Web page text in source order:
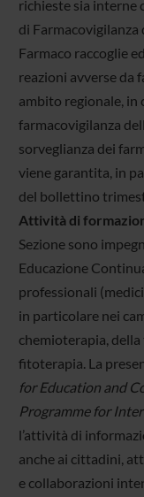
richieste sia interne
di
Farmaco raccoglie
reazioni avverse da
ambito regionale, in
farmacovigilanza
sorveglianza dei
viene garantita, in
del bollettino
Attività di
Sezione sono
Educazione
professionali
in particolare nei
chemioterapia,
fitoterapia. La
for Education and
Programme for
l’attività di
anche ai cittadini,
e collaborazioni